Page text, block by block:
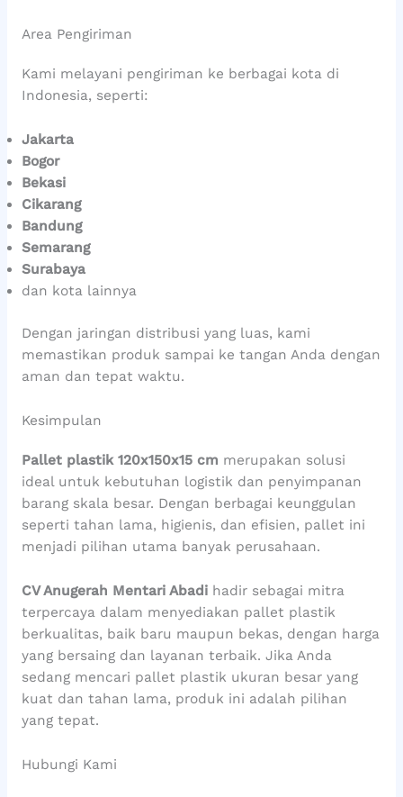
Area Pengiriman
Kami melayani pengiriman ke berbagai kota di
Indonesia, seperti:
Jakarta
Bogor
Bekasi
Cikarang
Bandung
Semarang
Surabaya
dan kota lainnya
Dengan jaringan distribusi yang luas, kami
memastikan produk sampai ke tangan Anda dengan
aman dan tepat waktu.
Kesimpulan
Pallet plastik 120x150x15 cm merupakan solusi
ideal untuk kebutuhan logistik dan penyimpanan
barang skala besar. Dengan berbagai keunggulan
seperti tahan lama, higienis, dan efisien, pallet ini
menjadi pilihan utama banyak perusahaan.
CV Anugerah Mentari Abadihadir sebagai mitra
terpercaya dalam menyediakan pallet plastik
berkualitas, baik baru maupun bekas, dengan harga
yang bersaing dan layanan terbaik. Jika Anda
sedang mencari pallet plastik ukuran besar yang
kuat dan tahan lama, produk ini adalah pilihan
yang tepat.
Hubungi Kami